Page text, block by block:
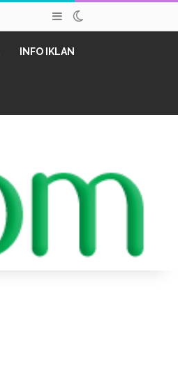
SidebarSwitch skin
INFO IKLAN